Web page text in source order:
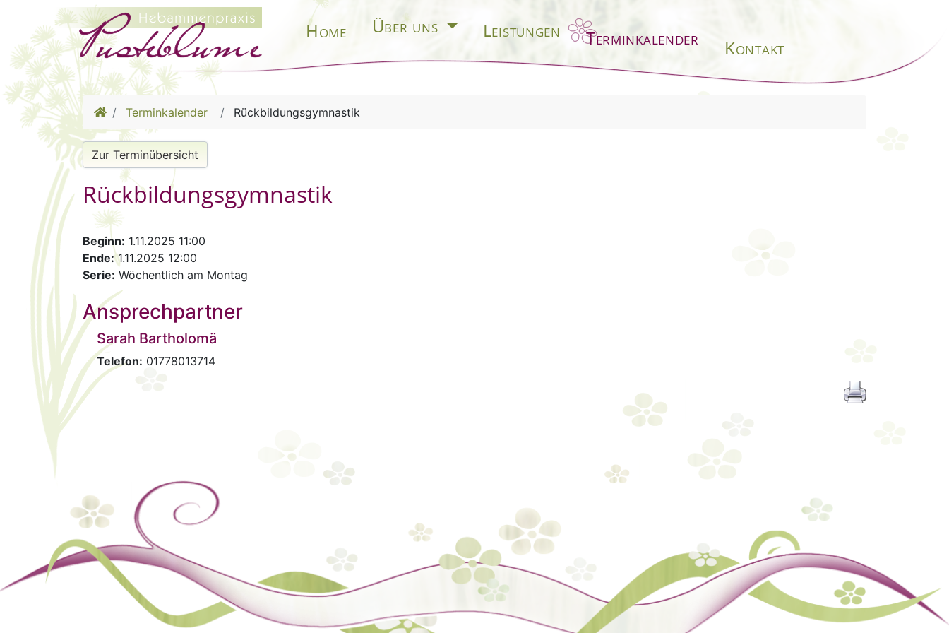
Home Über uns Leistungen Terminkalender Kontakt
Terminkalender Rückbildungsgymnastik
Zur Terminübersicht
Rückbildungsgymnastik
Beginn: 1.11.2025 11:00
Ende:1.11.2025 12:00
Serie: Wöchentlich am Montag
Ansprechpartner
Sarah Bartholomä
Telefon: 01778013714